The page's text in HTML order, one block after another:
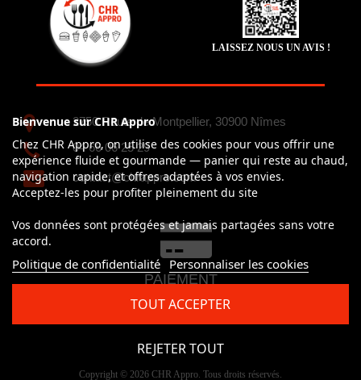
LAISSEZ NOUS UN AVIS !
2750 Route de Montpellier, 30900 Nîmes
04 66 06 25 29
contact@chrappro.com
PAIEMENT
CB, Visa, Mastercard, Paypal
Copyright © 2026 CHR Appro. Tous droits réservés.
Bienvenue sur CHR Appro
Chez CHR Appro, on utilise des cookies pour vous offrir une
expérience fluide et gourmande — panier qui reste au chaud,
navigation rapide, et offres adaptées à vos envies.
Acceptez-les pour profiter pleinement du site
Vos données sont protégées et jamais partagées sans votre
accord.
Politique de confidentialité Personnaliser les cookies
REJETER TOUT
TOUT ACCEPTER